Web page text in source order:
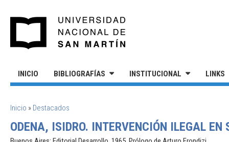
INICIO BIBLIOGRAFÍAS INSTITUCIONAL LINKS
SE ENCUENTRA USTED AQUÍ
Inicio » Destacados
ODENA, ISIDRO. INTERVENCIÓN ILEGAL EN